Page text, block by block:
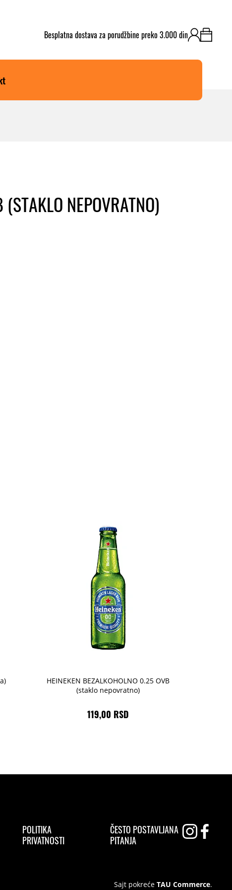
​Besplatna dostava za porudžbine preko 3.000 din
NEPOVRATNO)
HEINEKEN BEZALKOHOLNO 0.25 OVB
(staklo nepovratno)
119,00 RSD
POLITIKA
PRIVATNOSTI
ČESTO POSTAVLJANA
PITANJA
Sajt pokreće TAU Commerce.